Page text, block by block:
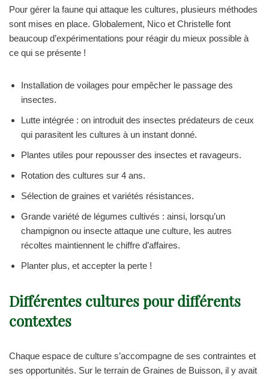
Pour gérer la faune qui attaque les cultures, plusieurs méthodes
sont mises en place. Globalement, Nico et Christelle font
beaucoup d’expérimentations pour réagir du mieux possible à
ce qui se présente !
Installation de voilages pour empêcher le passage des
insectes.
Lutte intégrée : on introduit des insectes prédateurs de ceux
qui parasitent les cultures à un instant donné.
Plantes utiles pour repousser des insectes et ravageurs.
Rotation des cultures sur 4 ans.
Sélection de graines et variétés résistances.
Grande variété de légumes cultivés : ainsi, lorsqu’un
champignon ou insecte attaque une culture, les autres
récoltes maintiennent le chiffre d’affaires.
Planter plus, et accepter la perte !
Différentes cultures pour différents
contextes
Chaque espace de culture s’accompagne de ses contraintes et
ses opportunités. Sur le terrain de Graines de Buisson, il y avait